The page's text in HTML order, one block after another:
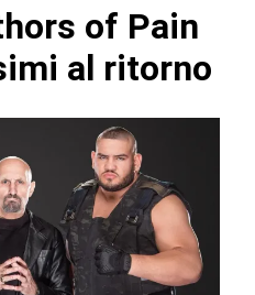
of Pain
al ritorno